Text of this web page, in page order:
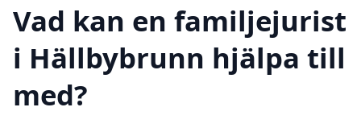
Vad kan en familjejurist
i Hällbybrunn hjälpa till
med?